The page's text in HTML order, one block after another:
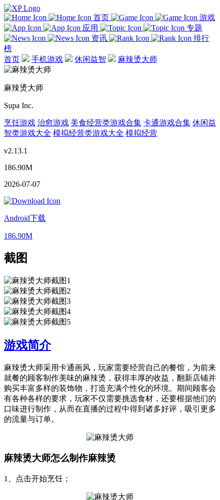
首页
游戏
应用
专题
资讯
排行
榜
首页
手机游戏 休闲益智 麻辣烫大师
麻辣烫大师
Supa Inc.
烹饪游戏 治愈游戏 美食经营类游戏合集 卡通游戏合集 休闲益
智类游戏大全 模拟经营类游戏大全 模拟经营
v2.13.1
186.90M
2026-07-07
Android下载
186.90M
截图
游戏简介
麻辣烫大师采用卡通画风，玩家需要经营自己的餐馆，为前来
就餐的顾客制作美味的麻辣烫，获得丰厚的收益，翻新店铺并
购买丰富多样的装饰物，打造充满个性化的环境。期间顾客会
有各种各样的要求，玩家不仅需要挑选食材，还要根据他们的
口味进行制作，从而在直播的过程中得到诸多好评，吸引更多
的流量与订单。
麻辣烫大师怎么制作麻辣烫
1、点击开始烹饪；